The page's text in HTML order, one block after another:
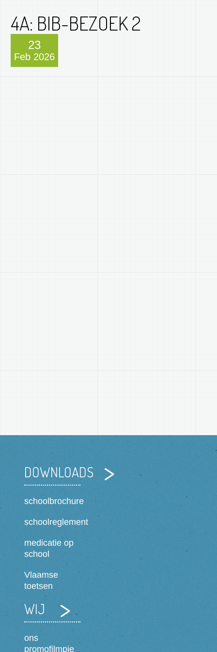
4A: BIB-BEZOEK 2
23
Feb 2026
DOWNLOADS
schoolbrochure
schoolreglement
medicatie op
school
Vlaamse
toetsen
WIJ
ons
promofilmpje